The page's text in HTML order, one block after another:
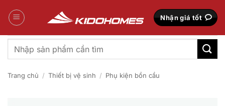
qua
Nhận giá tốt
Tìm
kiếm:
Trang chủ / Thiết bị vệ sinh / Phụ kiện bồn cầu